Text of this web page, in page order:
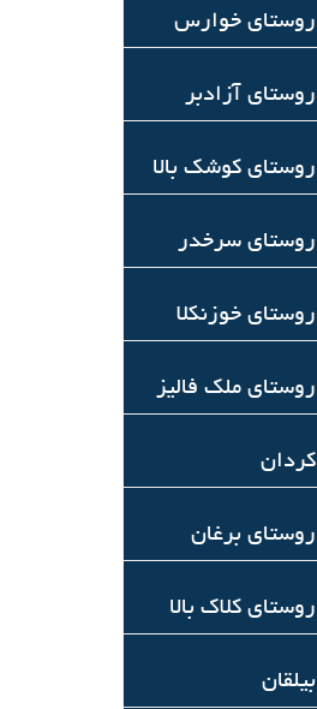
روستای خوارس
روستای آزادبر
روستای کوشک بالا
روستای سرخدر
روستای خوزنکلا
روستای ملک فالیز
كردان
روستای برغان
روستای کلاک بالا
بیلقان